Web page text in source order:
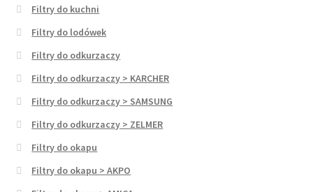
Filtry do kuchni
Filtry do lodówek
Filtry do odkurzaczy
Filtry do odkurzaczy > KARCHER
Filtry do odkurzaczy > SAMSUNG
Filtry do odkurzaczy > ZELMER
Filtry do okapu
Filtry do okapu > AKPO